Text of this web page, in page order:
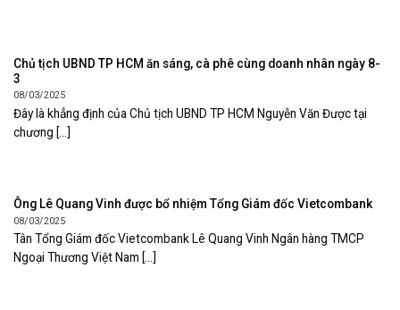
Chủ tịch UBND TP HCM ăn sáng, cà phê cùng doanh nhân ngày 8-
3
08/03/2025
Đây là khẳng định của Chủ tịch UBND TP HCM Nguyễn Văn Được tại
chương [...]
Ông Lê Quang Vinh được bổ nhiệm Tổng Giám đốc Vietcombank
08/03/2025
Tân Tổng Giám đốc Vietcombank Lê Quang Vinh Ngân hàng TMCP
Ngoại Thương Việt Nam [...]